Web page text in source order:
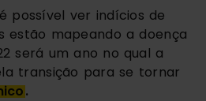
possível ver indícios de
estão mapeando a doença
será um ano no qual a
transição para se tornar
.